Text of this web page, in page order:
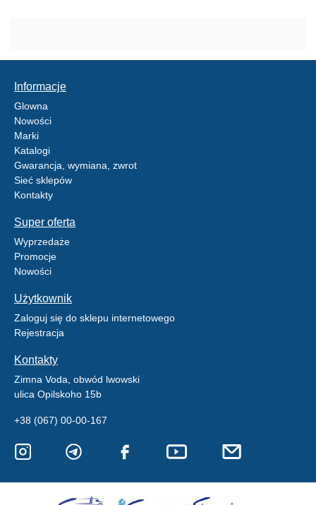
Informacje
Glowna
Nowości
Marki
Katalogi
Gwarancja, wymiana, zwrot
Sieć sklepów
Kontakty
Super oferta
Wyprzedaże
Promocje
Nowości
Użytkownik
Zaloguj się do sklepu internetowego
Rejestracja
Kontakty
Zimna Voda, obwód lwowski
ulica Opilskoho 15b
+38 (067) 00-00-167